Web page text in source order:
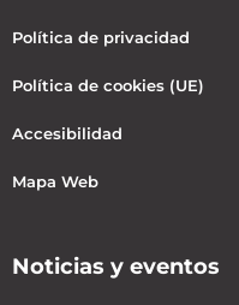
Política de privacidad
Política de cookies (UE)
Accesibilidad
Mapa Web
Noticias y eventos